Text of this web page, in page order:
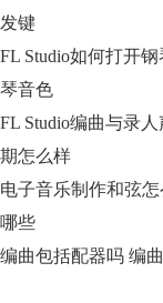
发键
FL Studio如何打开
琴音色
FL Studio编曲与录
期怎么样
电子音乐制作和弦
哪些
编曲包括配器吗 编